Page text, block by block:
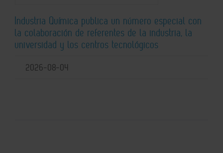
Industria Química publica un número especial con
la colaboración de referentes de la industria, la
universidad y los centros tecnológicos
2026-08-04